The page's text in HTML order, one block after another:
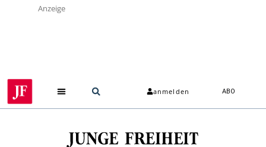
Anzeige
anmelden ABO